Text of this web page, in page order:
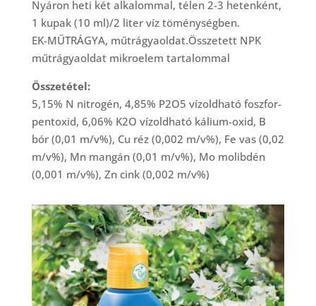
Nyáron heti két alkalommal, télen 2-3 hetenként,
1 kupak (10 ml)/2 liter víz töménységben.
EK-MŰTRÁGYA, műtrágyaoldat.Összetett NPK
műtrágyaoldat mikroelem tartalommal
Összetétel:
5,15% N nitrogén, 4,85% P2O5 vízoldható foszfor-
pentoxid, 6,06% K2O vízoldható kálium-oxid, B
bór (0,01 m/v%), Cu réz (0,002 m/v%), Fe vas (0,02
m/v%), Mn mangán (0,01 m/v%), Mo molibdén
(0,001 m/v%), Zn cink (0,002 m/v%)